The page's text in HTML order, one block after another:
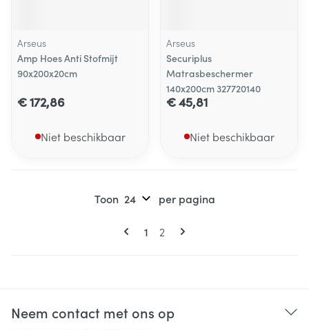
Arseus
Amp Hoes Anti Stofmijt
90x200x20cm
€ 172,86
Niet beschikbaar
Arseus
Securiplus
Matrasbeschermer
140x200cm 327720140
€ 45,81
Niet beschikbaar
Pagina's
U lees momenteel pagina
1 Pagina
2
Toon per pagina
Neem contact met ons op